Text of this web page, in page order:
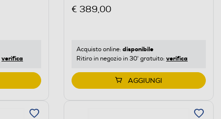
verifica
€ 389,00
Acquisto online: disponibile
Ritiro in negozio in 30' gratuito: verifica
AGGIUNGI